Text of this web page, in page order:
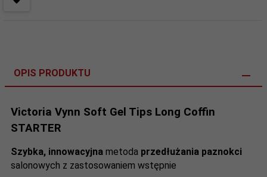
OPIS PRODUKTU
Victoria Vynn Soft Gel Tips Long Coffin
STARTER
Szybka, innowacyjna metoda przedłużania paznokci
salonowych z zastosowaniem wstępnie